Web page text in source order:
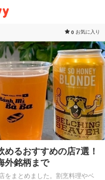
0 お気に入り
るおすすめの店7選！
外銘柄まで
をまとめました。割烹料理やベ